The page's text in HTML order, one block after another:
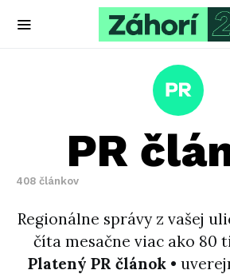
PR
408 článkov
Regionálne správy z vašej
číta mesačne viac ako 80
Platený PR článok•